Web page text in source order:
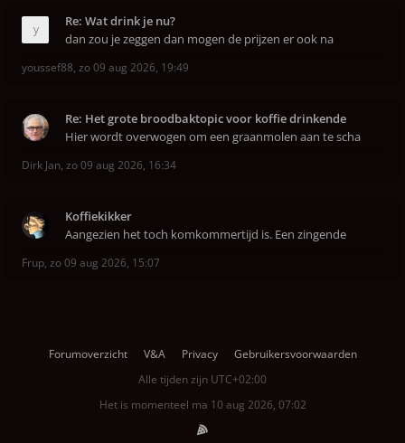
Re: Wat drink je nu?
dan zou je zeggen dan mogen de prijzen er ook na
youssef88, zo 09 aug 2026, 19:49
Re: Het grote broodbaktopic voor koffie drinkende
Hier wordt overwogen om een graanmolen aan te scha
Dirk Jan, zo 09 aug 2026, 16:34
Koffiekikker
Aangezien het toch komkommertijd is. Een zingende
Frup, zo 09 aug 2026, 15:07
Forumoverzicht V&A Privacy
Gebruikersvoorwaarden
Alle tijden zijn UTC+02:00
Het is momenteel ma 10 aug 2026, 07:02